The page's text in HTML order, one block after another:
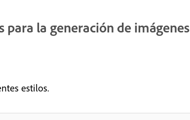
para la generación de imágenes
estilos.